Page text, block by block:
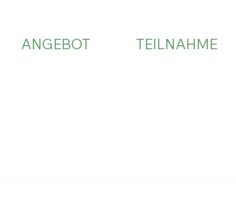
ANGEBOT TEILNAHME